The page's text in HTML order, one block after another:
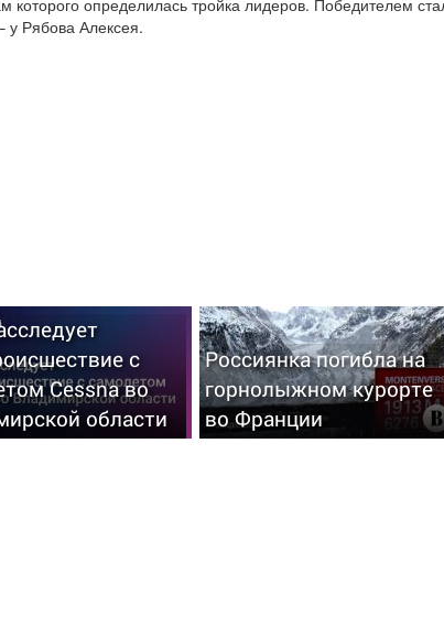
определилась тройка лидеров. Победителем
у Рябова Алексея.
с
Cessna во
области
Россиянка погибла на
горнолыжном курорте
во Франции